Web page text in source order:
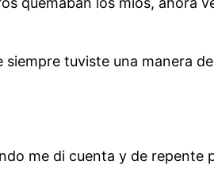
siempre tuviste una manera
me di cuenta y de repente